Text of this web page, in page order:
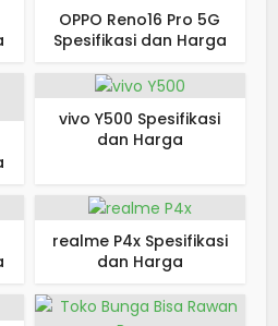
OPPO Reno16 Pro 5G
Spesifikasi dan Harga
vivo Y500 Spesifikasi
dan Harga
realme P4x Spesifikasi
dan Harga